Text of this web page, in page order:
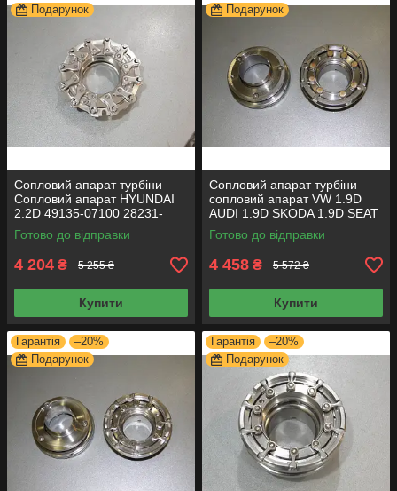
Подарунок
Сопловий апарат турбіни
Сопловий апарат HYUNDAI
2.2D 49135-07100 28231-
27800 2823127800 геометрію
турбіни
Готово до відправки
4 204 ₴ 5 255 ₴
Купити
Подарунок
Сопловий апарат турбіни
сопловий апарат VW 1.9D
AUDI 1.9D SKODA 1.9D SEAT
1.9D 54399700017 геометрію
турбіни
Готово до відправки
4 458 ₴ 5 572 ₴
Купити
Гарантія
–20%
Подарунок
Гарантія
–20%
Подарунок